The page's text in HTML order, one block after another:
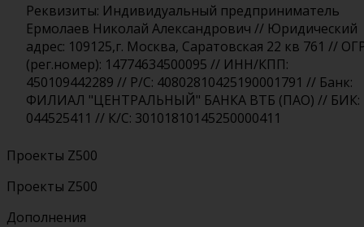
Реквизиты: Индивидуальный предприниматель
Ермолаев Николай Александрович // Юридический
адрес: 109125,г. Москва, Саратовская 22 кв 761 //
(рег.номер): 14774634500095 // ИНН/КПП:
450109442289 // Р/С: 40802810425190001791 // Банк:
ФИЛИАЛ "ЦЕНТРАЛЬНЫЙ" БАНКА ВТБ (ПАО) // БИК:
044525411 // К/С: 30101810145250000411
Проекты Z500
Проекты Z500
Дополнения